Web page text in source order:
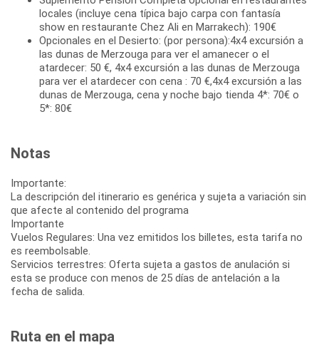
locales (incluye cena típica bajo carpa con fantasía
show en restaurante Chez Ali en Marrakech): 190€
Opcionales en el Desierto: (por persona):4x4 excursión a
las dunas de Merzouga para ver el amanecer o el
atardecer: 50 €, 4x4 excursión a las dunas de Merzouga
para ver el atardecer con cena : 70 €,4x4 excursión a las
dunas de Merzouga, cena y noche bajo tienda 4*: 70€ o
5*: 80€
Notas
Importante:
La descripción del itinerario es genérica y sujeta a variación sin
que afecte al contenido del programa
Importante
Vuelos Regulares: Una vez emitidos los billetes, esta tarifa no
es reembolsable.
Servicios terrestres: Oferta sujeta a gastos de anulación si
esta se produce con menos de 25 días de antelación a la
fecha de salida.
Ruta en el mapa